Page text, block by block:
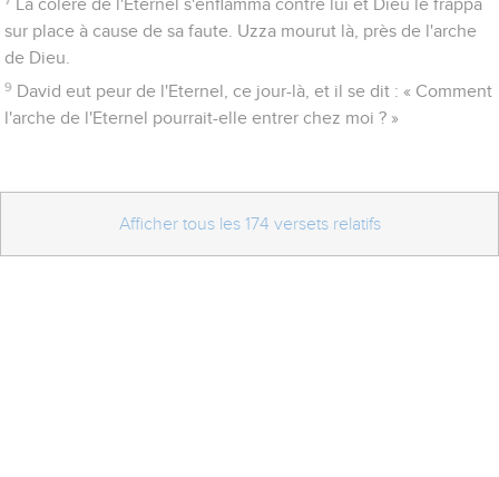
La colère de l'Eternel s'enflamma contre lui et Dieu le frappa
sur place à cause de sa faute. Uzza mourut là, près de l'arche
de Dieu.
9 David eut peur de l'Eternel, ce jour-là, et il se dit : « Comment
l'arche de l'Eternel pourrait-elle entrer chez moi ? »
Afficher tous les 174 versets relatifs